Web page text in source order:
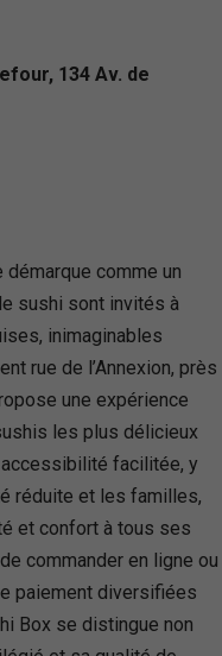
134 Av. de
démarque comme un
sushi sont invités à
inimaginables
rue de l’Annexion, près
une expérience
les plus délicieux
accessibilité facilitée, y
réduite et les familles,
et confort à tous ses
commander en ligne ou
paiement diversifiées
Box se distingue non